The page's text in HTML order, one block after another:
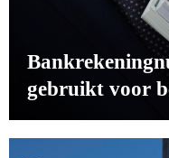
gebruikt voor